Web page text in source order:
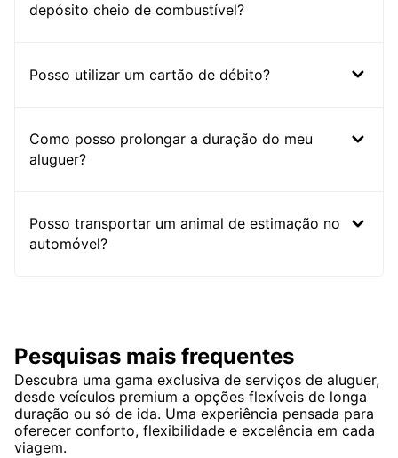
depósito cheio de combustível?
Posso utilizar um cartão de débito?
Como posso prolongar a duração do meu
aluguer?
Posso transportar um animal de estimação no
automóvel?
Pesquisas mais frequentes
Descubra uma gama exclusiva de serviços de aluguer,
desde veículos premium a opções flexíveis de longa
duração ou só de ida. Uma experiência pensada para
oferecer conforto, flexibilidade e excelência em cada
viagem.